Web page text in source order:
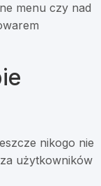
menu czy nad
nikogo nie
użytkowników